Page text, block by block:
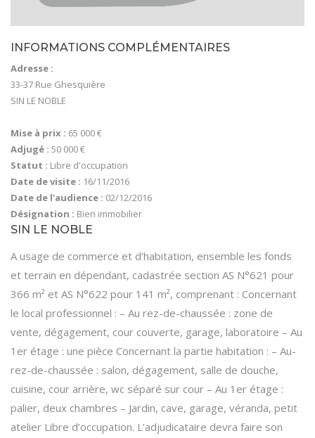
INFORMATIONS COMPLÉMENTAIRES
Adresse :
33-37 Rue Ghesquière
SIN LE NOBLE
Mise à prix : 65 000 €
Adjugé : 50 000 €
Statut : Libre d'occupation
Date de visite : 16/11/2016
Date de l'audience : 02/12/2016
Désignation : Bien immobilier
SIN LE NOBLE
A usage de commerce et d’habitation, ensemble les fonds
et terrain en dépendant, cadastrée section AS N°621 pour
366 m² et AS N°622 pour 141 m², comprenant : Concernant
le local professionnel : – Au rez-de-chaussée : zone de
vente, dégagement, cour couverte, garage, laboratoire – Au
1er étage : une pièce Concernant la partie habitation : – Au-
rez-de-chaussée : salon, dégagement, salle de douche,
cuisine, cour arrière, wc séparé sur cour – Au 1er étage :
palier, deux chambres – Jardin, cave, garage, véranda, petit
atelier Libre d’occupation. L’adjudicataire devra faire son